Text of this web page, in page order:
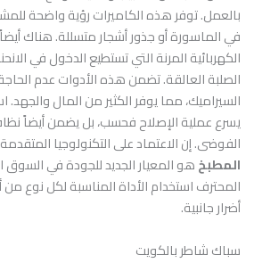
بالعمل. توفر هذه الكاميرات رؤية واضحة
في الماسورة أو جذور أشجار متسللة. هناك
الكهربائية المرنة التي تستطيع الدخول في
الصلبة العالقة. تضمن هذه الأدوات عدم
السيراميك، مما يوفر الكثير من المال والجهد.
يسرع عملية الإصلاح فحسب، بل يضمن أيضاً
الفوضى. إن الاعتماد على التكنولوجيا
المطبخهو المعيار الجديد للجودة في
المحترف استخدام الأداة المناسبة لكل نوع من
أضرار جانبية.
سباك شاطر بالكويت